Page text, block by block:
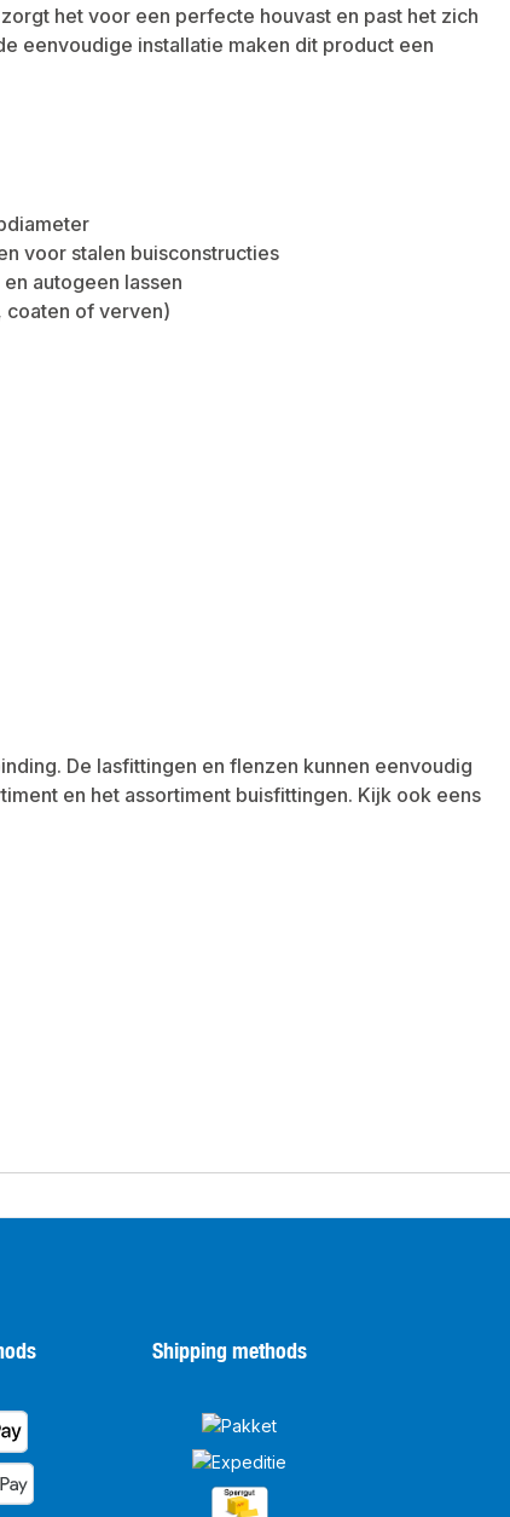
zorgt het voor een perfecte houvast en past het zich
eenvoudige installatie maken dit product een
voor stalen buisconstructies
autogeen lassen
coaten of verven)
De lasfittingen en flenzen kunnen eenvoudig
en het assortiment buisfittingen. Kijk ook eens
Shipping methods